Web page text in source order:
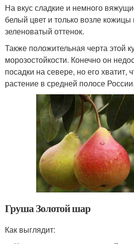
На вкус сладкие и немного
белый цвет и только возле кожицы
зеленоватый оттенок.
Также положительная черта этой
морозостойкости. Конечно он
посадки на севере, но его хватит,
растение в средней полосе России.
Груша Золотой шар
Как выглядит: